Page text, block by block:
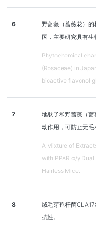
6
野蔷薇（蔷薇花）
国，主要研究具有生
Phytochemical
(Rosaceae) in
bioactive flavonol
7
地肤子和野蔷薇（
动作用，可防止无毛
A Mixture of
with PPAR α/γ
Hairless Mice.
8
绒毛芽孢杆菌
抗性。